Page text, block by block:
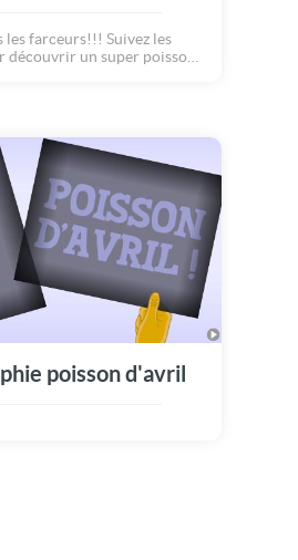
les farceurs!!! Suivez les
un super poisson
premier avril à tous et
de blague et des farces à
volonté!
poisson d'avril